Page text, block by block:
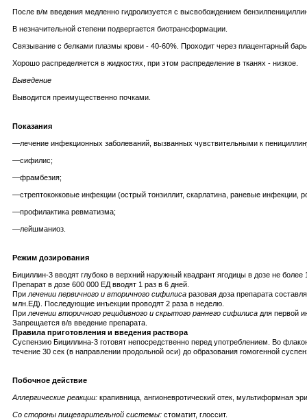
После в/м введения медленно гидролизуется с высвобождением
В незначительной степени подвергается биотрансформации.
Связывание с белками плазмы крови - 40-60%. Проходит через плацентарный
Хорошо распределяется в жидкостях, при этом распределение в тканях - низкое.
Выведение
Выводится преимущественно почками.
Показания
—лечение инфекционных заболеваний, вызванных чувствительными к
—сифилис;
—фрамбезия;
—стрептококковые инфекции (острый тонзиллит, скарлатина, раневые
—профилактика ревматизма;
—лейшманиоз.
Режим дозирования
Бициллин-3 вводят глубоко в верхний наружный квадрант ягодицы в дозе не
Препарат в дозе 600 000 ЕД вводят 1 раз в 6 дней.
При лечении первичного и вторичного сифилиса разовая доза препарата
млн.ЕД). Последующие инъекции проводят 2 раза в неделю.
При лечении вторичного рецидивного и скрытого раннего сифилиса для первой
Запрещается в/в введение препарата.
Правила приготовления и введения раствора
Суспензию Бициллина-3 готовят непосредственно перед употреблением. Во
течение 30 сек (в направлении продольной оси) до образования гомогенной
Побочное действие
Аллергические реакции: крапивница, ангионевротический отек, мультиформная
Со стороны пищеварительной системы: стоматит, глоссит.